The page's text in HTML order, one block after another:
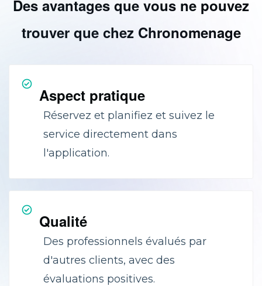
Des avantages que vous ne pouvez
trouver que chez Chronomenage
Aspect pratique
Réservez et planifiez et suivez le
service directement dans
l'application.
Qualité
Des professionnels évalués par
d'autres clients, avec des
évaluations positives.